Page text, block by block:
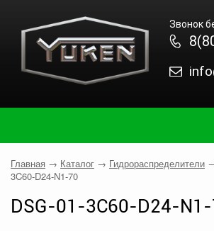
Звонок
Главная → Каталог → Гидрораспределители
3C60-D24-N1-70
DSG-01-3C60-D24-